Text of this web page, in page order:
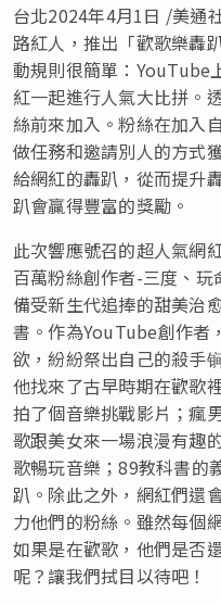
台北2024年4月1日 /美通
路紅人，推出「歡歌樂轟
動規則很簡單：YouTube
紅一起進行人氣大比拼。
絲前來加入。粉絲在加入
做任務和邀請別人的方式
給網紅的轟趴，從而提升
趴會贏得豐富的獎勵。
此次響應號召的超人氣網
百萬粉絲創作者-三度、玩
備受新生代追捧的甜美治
書。作為YouTube創作者
欲，紛紛祭出自己的殺手
他找來了古早時期在歡歌
拍了個音樂挑戰影片；瘋
歌跟美女來一場浪漫有趣
歌暢玩音樂；89教科書的
趴。除此之外，網紅們還
力他們的粉絲。雖然每個
如果是在歡歌，他們是否
呢？讓我們拭目以待吧！